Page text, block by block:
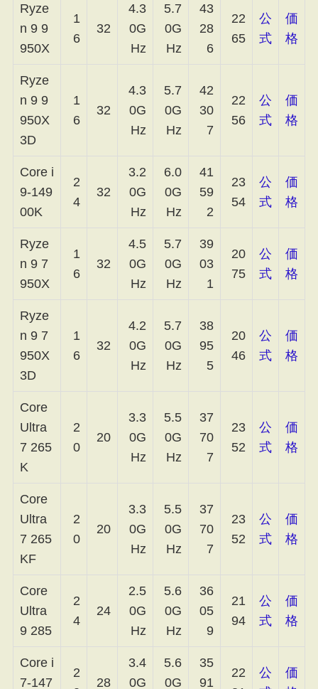
Ryze
n 9 9
950X
1
6
32
4.3
0G
Hz
5.7
0G
Hz
43
28
6
22
65
公
式
価
格
Ryze
n 9 9
950X
3D
1
6
32
4.3
0G
Hz
5.7
0G
Hz
42
30
7
22
56
公
式
価
格
Core i
9-149
00K
2
4
32
3.2
0G
Hz
6.0
0G
Hz
41
59
2
23
54
公
式
価
格
Ryze
n 9 7
950X
1
6
32
4.5
0G
Hz
5.7
0G
Hz
39
03
1
20
75
公
式
価
格
Ryze
n 9 7
950X
3D
1
6
32
4.2
0G
Hz
5.7
0G
Hz
38
95
5
20
46
公
式
価
格
Core
Ultra
7 265
K
2
0
20
3.3
0G
Hz
5.5
0G
Hz
37
70
7
23
52
公
式
価
格
Core
Ultra
7 265
KF
2
0
20
3.3
0G
Hz
5.5
0G
Hz
37
70
7
23
52
公
式
価
格
Core
Ultra
9 285
2
4
24
2.5
0G
Hz
5.6
0G
Hz
36
05
9
21
94
公
式
価
格
Core i
7-147
2
28
3.4
0G
5.6
0G
35
91
22
公
価